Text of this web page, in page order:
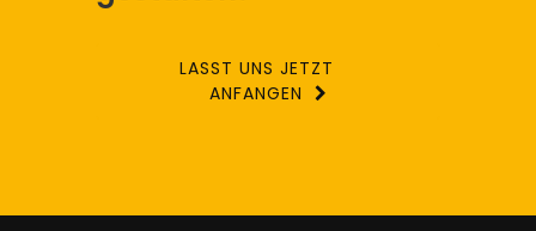
LASST UNS JETZT
ANFANGEN